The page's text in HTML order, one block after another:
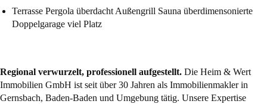
Terrasse Pergola überdacht Außengrill Sauna überdimensonierte
Doppelgarage viel Platz
Regional verwurzelt, professionell aufgestellt. Die Heim & Wert
Immobilien GmbH ist seit über 30 Jahren als Immobilienmakler in
Gernsbach, Baden-Baden und Umgebung tätig. Unsere Expertise